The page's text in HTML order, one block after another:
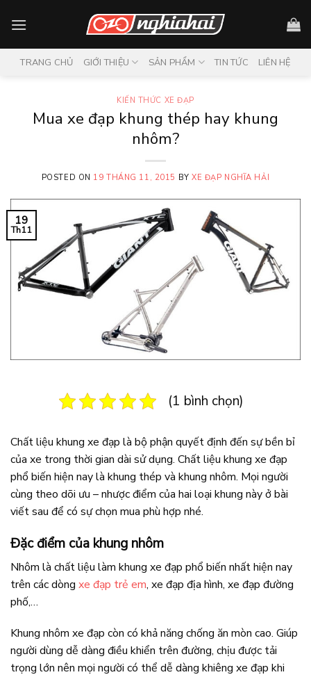
TRANG CHỦ GIỚI THIỆU SẢN PHẨM TIN TỨC LIÊN HỆ
KIẾN THỨC XE ĐẠP
Mua xe đạp khung thép hay khung
nhôm?
POSTED ON 19 THÁNG 11, 2015 BYXE ĐẠP NGHĨA HẢI
19
Th11
(1 bình chọn)
Chất liệu khung xe đạp là bộ phận quyết định đến sự bền bỉ
của xe trong thời gian dài sử dụng. Chất liệu khung xe đạp
phổ biến hiện nay là khung thép và khung nhôm. Mọi người
cùng theo dõi ưu – nhược điểm của hai loại khung này ở bài
viết sau để có sự chọn mua phù hợp nhé.
Đặc điểm của khung nhôm
Nhôm là chất liệu làm khung xe đạp phổ biến nhất hiện nay
trên các dòng xe đạp trẻ em, xe đạp địa hình, xe đạp đường
phố,…
Khung nhôm xe đạp còn có khả năng chống ăn mòn cao. Giúp
người dùng dễ dàng điều khiển trên đường, chịu được tải
trọng lớn nên mọi người có thể dễ dàng khiêng xe đạp khi